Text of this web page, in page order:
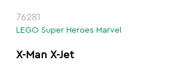
76281
LEGO Super Heroes Marvel
X-Man X-Jet